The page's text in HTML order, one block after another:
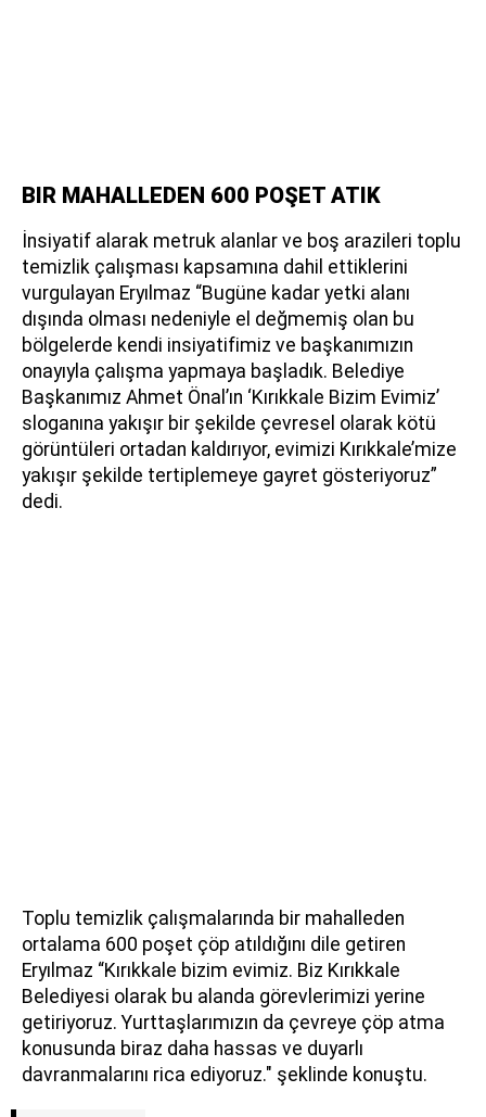
BIR MAHALLEDEN 600 POŞET ATIK
İnsiyatif alarak metruk alanlar ve boş arazileri toplu
temizlik çalışması kapsamına dahil ettiklerini
vurgulayan Eryılmaz “Bugüne kadar yetki alanı
dışında olması nedeniyle el değmemiş olan bu
bölgelerde kendi insiyatifimiz ve başkanımızın
onayıyla çalışma yapmaya başladık. Belediye
Başkanımız Ahmet Önal’ın ‘Kırıkkale Bizim Evimiz’
sloganına yakışır bir şekilde çevresel olarak kötü
görüntüleri ortadan kaldırıyor, evimizi Kırıkkale’mize
yakışır şekilde tertiplemeye gayret gösteriyoruz”
dedi.
Toplu temizlik çalışmalarında bir mahalleden
ortalama 600 poşet çöp atıldığını dile getiren
Eryılmaz “Kırıkkale bizim evimiz. Biz Kırıkkale
Belediyesi olarak bu alanda görevlerimizi yerine
getiriyoruz. Yurttaşlarımızın da çevreye çöp atma
konusunda biraz daha hassas ve duyarlı
davranmalarını rica ediyoruz." şeklinde konuştu.